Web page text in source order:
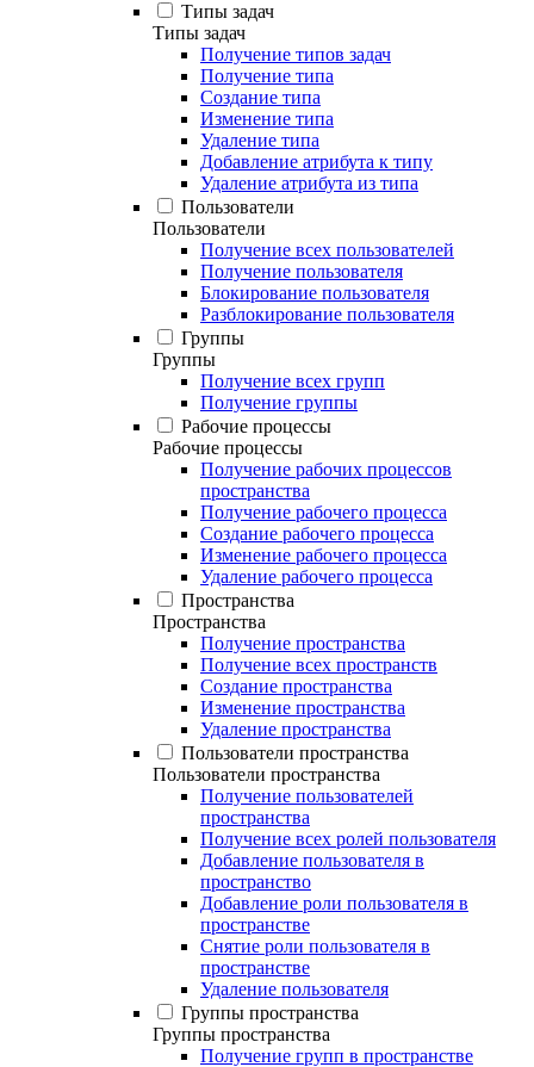
Типы задач
Типы задач
Получение типов задач
Получение типа
Создание типа
Изменение типа
Удаление типа
Добавление атрибута к типу
Удаление атрибута из типа
Пользователи
Пользователи
Получение всех пользователей
Получение пользователя
Блокирование пользователя
Разблокирование пользователя
Группы
Группы
Получение всех групп
Получение группы
Рабочие процессы
Рабочие процессы
Получение рабочих процессов
пространства
Получение рабочего процесса
Создание рабочего процесса
Изменение рабочего процесса
Удаление рабочего процесса
Пространства
Пространства
Получение пространства
Получение всех пространств
Создание пространства
Изменение пространства
Удаление пространства
Пользователи пространства
Пользователи пространства
Получение пользователей
пространства
Получение всех ролей пользователя
Добавление пользователя в
пространство
Добавление роли пользователя в
пространстве
Снятие роли пользователя в
пространстве
Удаление пользователя
Группы пространства
Группы пространства
Получение групп в пространстве